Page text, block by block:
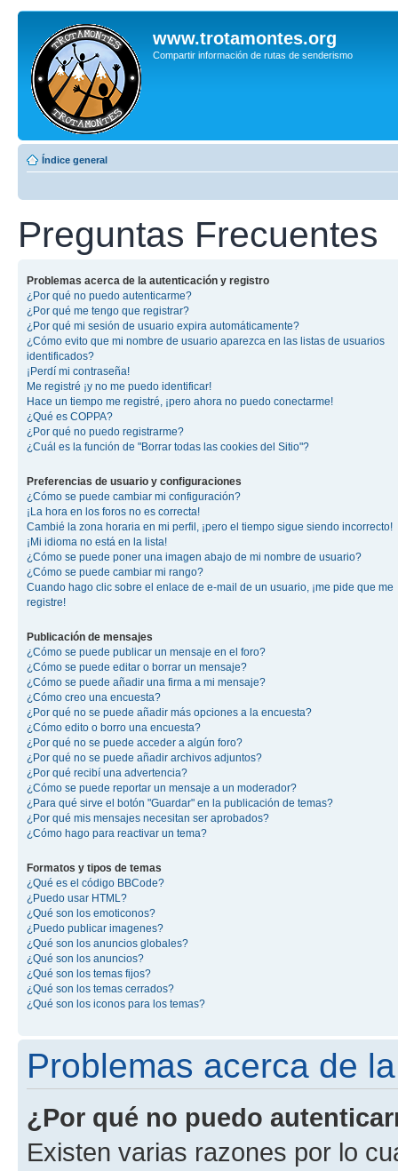
www.trotamontes.org
Compartir información de rutas de senderismo
Índice general
Preguntas Frecuentes
Problemas acerca de la autenticación y registro
¿Por qué no puedo autenticarme?
¿Por qué me tengo que registrar?
¿Por qué mi sesión de usuario expira automáticamente?
¿Cómo evito que mi nombre de usuario aparezca en las listas de usuarios
identificados?
¡Perdí mi contraseña!
Me registré ¡y no me puedo identificar!
Hace un tiempo me registré, ¡pero ahora no puedo conectarme!
¿Qué es COPPA?
¿Por qué no puedo registrarme?
¿Cuál es la función de "Borrar todas las cookies del Sitio"?
Preferencias de usuario y configuraciones
¿Cómo se puede cambiar mi configuración?
¡La hora en los foros no es correcta!
Cambié la zona horaria en mi perfil, ¡pero el tiempo sigue siendo incorrecto!
¡Mi idioma no está en la lista!
¿Cómo se puede poner una imagen abajo de mi nombre de usuario?
¿Cómo se puede cambiar mi rango?
Cuando hago clic sobre el enlace de e-mail de un usuario, ¡me pide que me
registre!
Publicación de mensajes
¿Cómo se puede publicar un mensaje en el foro?
¿Cómo se puede editar o borrar un mensaje?
¿Cómo se puede añadir una firma a mi mensaje?
¿Cómo creo una encuesta?
¿Por qué no se puede añadir más opciones a la encuesta?
¿Cómo edito o borro una encuesta?
¿Por qué no se puede acceder a algún foro?
¿Por qué no se puede añadir archivos adjuntos?
¿Por qué recibí una advertencia?
¿Cómo se puede reportar un mensaje a un moderador?
¿Para qué sirve el botón "Guardar" en la publicación de temas?
¿Por qué mis mensajes necesitan ser aprobados?
¿Cómo hago para reactivar un tema?
Formatos y tipos de temas
¿Qué es el código BBCode?
¿Puedo usar HTML?
¿Qué son los emoticonos?
¿Puedo publicar imagenes?
¿Qué son los anuncios globales?
¿Qué son los anuncios?
¿Qué son los temas fijos?
¿Qué son los temas cerrados?
¿Qué son los iconos para los temas?
Problemas acerca de
¿Por qué no puedo
Existen varias razones por lo